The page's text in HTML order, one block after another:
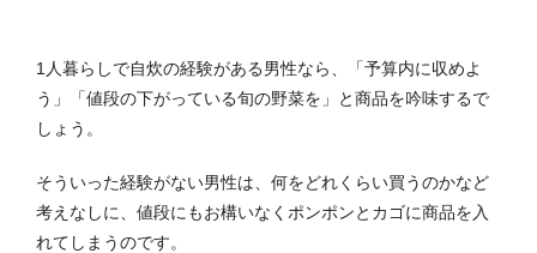
1人暮らしで自炊の経験がある男性なら、「予算内に収めよ
う」「値段の下がっている旬の野菜を」と商品を吟味するで
しょう。
そういった経験がない男性は、何をどれくらい買うのかなど
考えなしに、値段にもお構いなくポンポンとカゴに商品を入
れてしまうのです。